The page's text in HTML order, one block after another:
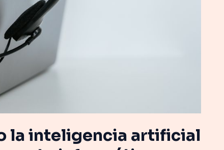
la inteligencia artificial